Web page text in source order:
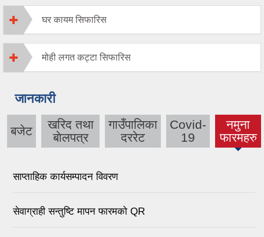
घर कायम सिफारिस
मोही लगत कट्टा सिफारिस
जानकारी
बजेट
खरिद तथा
बाेलपत्र
गाउँपालिका
दररेट
Covid-
19
नमुना
फारमहरु
(active
tab)
साप्ताहिक कार्यसम्पादन विवरण
सेवाग्राही सन्तुष्टि मापन फारमको QR